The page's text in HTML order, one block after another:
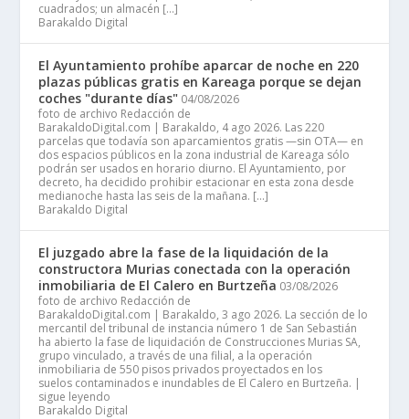
cuadrados; un almacén […]
Barakaldo Digital
El Ayuntamiento prohíbe aparcar de noche en 220
plazas públicas gratis en Kareaga porque se dejan
coches "durante días" 04/08/2026
foto de archivo Redacción de
BarakaldoDigital.com | Barakaldo, 4 ago 2026. Las 220
parcelas que todavía son aparcamientos gratis —sin OTA— en
dos espacios públicos en la zona industrial de Kareaga sólo
podrán ser usados en horario diurno. El Ayuntamiento, por
decreto, ha decidido prohibir estacionar en esta zona desde
medianoche hasta las seis de la mañana. […]
Barakaldo Digital
El juzgado abre la fase de la liquidación de la
constructora Murias conectada con la operación
inmobiliaria de El Calero en Burtzeña 03/08/2026
foto de archivo Redacción de
BarakaldoDigital.com | Barakaldo, 3 ago 2026. La sección de lo
mercantil del tribunal de instancia número 1 de San Sebastián
ha abierto la fase de liquidación de Construcciones Murias SA,
grupo vinculado, a través de una filial, a la operación
inmobiliaria de 550 pisos privados proyectados en los
suelos contaminados e inundables de El Calero en Burtzeña. |
sigue leyendo
Barakaldo Digital